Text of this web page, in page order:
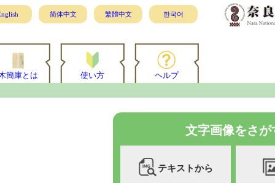
简体中文 繁體中文 한국어
簡庫とは 使い方 ヘルプ
文字画像をさが
テキストから